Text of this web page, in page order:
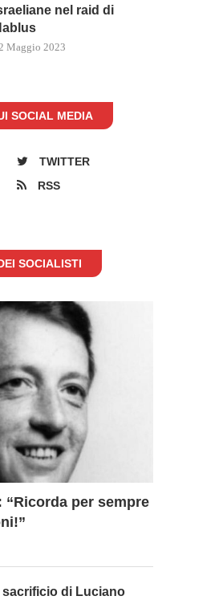
nel raid di
Maggio 2023
SOCIAL MEDIA
TWITTER
RSS
SOCIALISTI
“Ricorda per sempre
Il sacrificio di Luciano